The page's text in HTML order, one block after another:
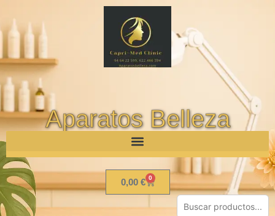
Aparatos Belleza
0,00 € 0